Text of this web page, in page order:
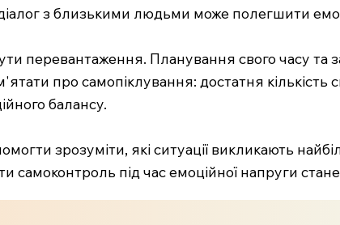
з близькими людьми може полегшити
перевантаження. Планування свого часу та
про самопіклування: достатня кількість
балансу.
зрозуміти, які ситуації викликають
самоконтроль під час емоційної напруги